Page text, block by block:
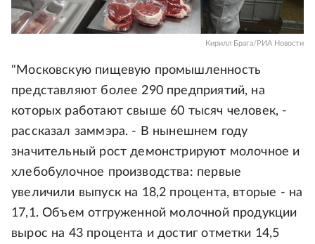
Кирилл Брага/РИА Новости
"Московскую пищевую промышленность
представляют более 290 предприятий, на
которых работают свыше 60 тысяч человек, -
рассказал заммэра. - В нынешнем году
значительный рост демонстрируют молочное и
хлебобулочное производства: первые
увеличили выпуск на 18,2 процента, вторые - на
17,1. Объем отгруженной молочной продукции
вырос на 43 процента и достиг отметки 14,5